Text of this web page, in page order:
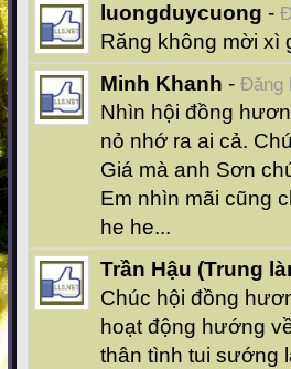
luongduycuong -
Răng không mời xì
Minh Khanh - Đăng
Nhìn hội đồng
nỏ nhớ ra ai cả.
Giá mà anh Sơn
Em nhìn mãi cũng
he he...
Trần Hậu (Trung
Chúc hội đồng
hoạt động hướng
thân tình tui sướng